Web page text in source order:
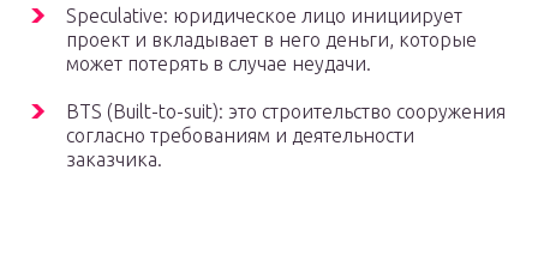
Speculative: юридическое лицо инициирует
проект и вкладывает в него деньги, которые
может потерять в случае неудачи.
BTS (Built-to-suit): это строительство сооружения
согласно требованиям и деятельности
заказчика.